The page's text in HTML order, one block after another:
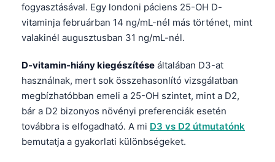
fogyasztásával. Egy londoni páciens 25-OH D-
vitaminja februárban 14 ng/mL-nél más történet, mint
valakinél augusztusban 31 ng/mL-nél.
D-vitamin-hiány kiegészítése általában D3-at
használnak, mert sok összehasonlító vizsgálatban
megbízhatóbban emeli a 25-OH szintet, mint a D2,
bár a D2 bizonyos növényi preferenciák esetén
továbbra is elfogadható. A mi D3 vs D2 útmutatónk
bemutatja a gyakorlati különbségeket.
Occitan
العربية المغربية
Afrikaans
Монгол
Basa Jawa
Cebuano